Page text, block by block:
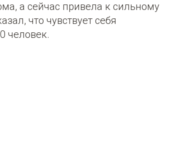
а сейчас привела к сильному
что чувствует себя
человек.